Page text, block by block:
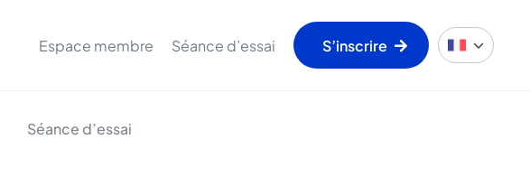
Espace membre Séance d’essai S’inscrire
Séance d’essai